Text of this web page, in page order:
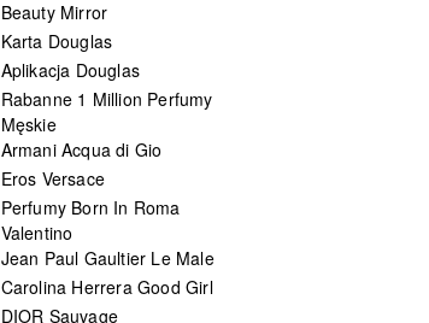
Beauty Mirror
Karta Douglas
Aplikacja Douglas
Rabanne 1 Million Perfumy
Męskie
Armani Acqua di Gio
Eros Versace
Perfumy Born In Roma
Valentino
Jean Paul Gaultier Le Male
Carolina Herrera Good Girl
DIOR Sauvage